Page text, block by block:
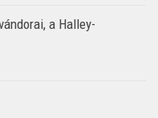
a Halley-